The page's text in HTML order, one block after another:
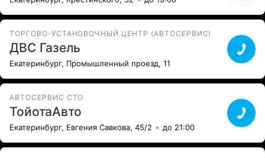
ТОРГОВО-УСТАНОВОЧНЫЙ ЦЕНТР (АВТОСЕРВИС)
ДВС Газель
Екатеринбург, Промышленный проезд, 11
АВТОСЕРВИС СТО
ТойотаАвто
Екатеринбург, Евгения Савкова, 45/2 до 21:00